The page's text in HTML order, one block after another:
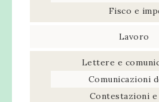
Fisco e
Lavoro
Lettere e
Comunicazioni
Contestazioni